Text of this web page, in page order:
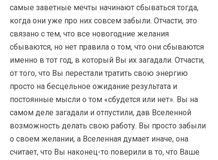
самые заветные мечты начинают сбываться тогда,
когда они уже про них совсем забыли. Отчасти, это
связано с тем, что все новогодние желания
сбываются, но нет правила о том, что они сбываются
именно в тот год, в который Вы их загадали. Отчасти,
от того, что Вы перестали тратить свою энергию
просто на бесцельное ожидание результата и
постоянные мысли о том «сбудется или нет». Вы на
самом деле загадали и отпустили, дав Вселенной
возможность делать свою работу. Вы просто забыли
о своем желании, а Вселенная думает иначе, она
считает, что Вы наконец-то поверили в то, что Ваше